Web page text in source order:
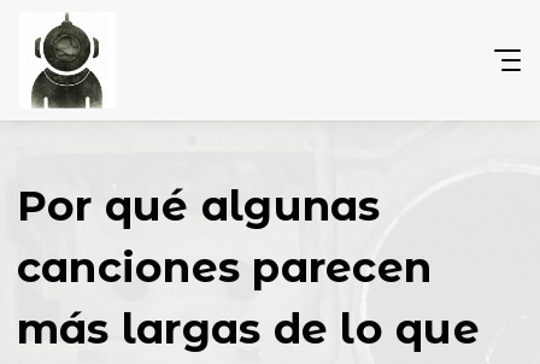
Por qué algunas
canciones parecen
más largas de lo que